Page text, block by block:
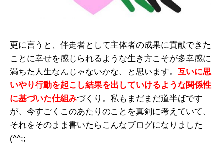
更に言うと、伴走者として主体者の成果に貢献できた
ことに幸せを感じられるような生き方こそが多幸感に
満ちた人生なんじゃないかな、と思います。 互いに思
いやり行動を起こし結果を出していけるような関係性
に基づいた仕組みづくり。私もまだまだ道半ばです
が、今すごくこのあたりのことを真剣に考えていて、
それをそのまま書いたらこんなブログになりました
(^^;;